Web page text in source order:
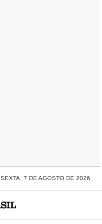
SEXTA, 7 DE AGOSTO DE 2026